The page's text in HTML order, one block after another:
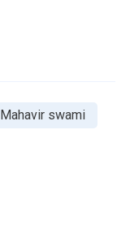
Mahavir swami